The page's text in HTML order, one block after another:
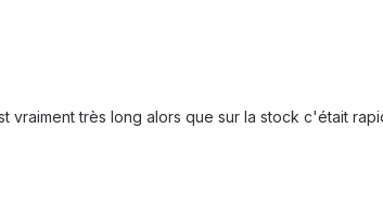
vraiment très long alors que sur la stock c'était